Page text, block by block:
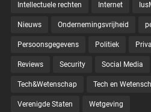
Intellectuele rechten Internet
Nieuws Ondernemingsvrijheid
Persoonsgegevens Politiek
Reviews Security Social Media
Tech&Wetenschap Tech en
Verenigde Staten Wetgeving